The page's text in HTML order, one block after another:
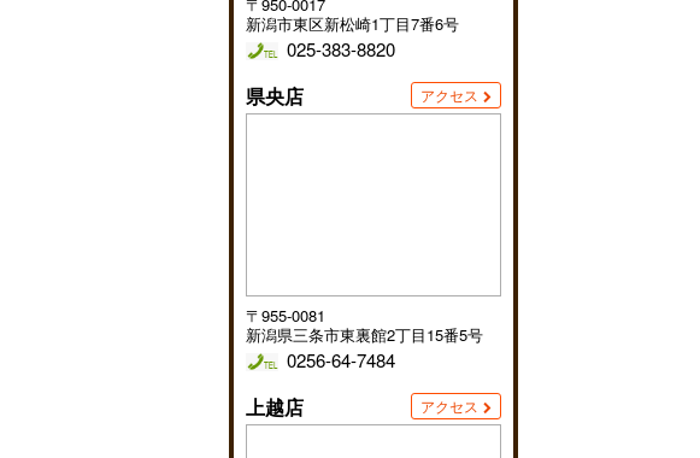
新潟市東区新松崎1丁目7番6号
025-383-8820
県央店 アクセス
〒955-0081
新潟県三条市東裏館2丁目15番5号
0256-64-7484
上越店 アクセス